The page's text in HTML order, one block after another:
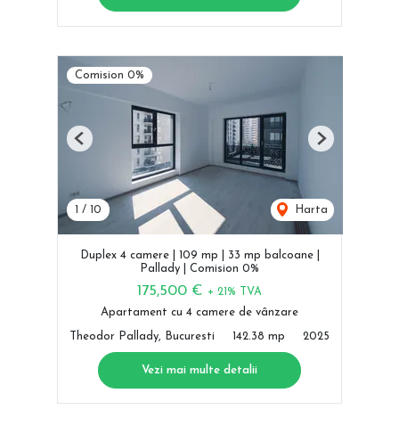
Comision 0%
1 / 10 Harta
Previous Next
Duplex 4 camere | 109 mp | 33 mp balcoane |
Pallady | Comision 0%
175,500 € + 21% TVA
Apartament cu 4 camere de vânzare
Theodor Pallady, Bucuresti 142.38 mp 2025
Vezi mai multe detalii